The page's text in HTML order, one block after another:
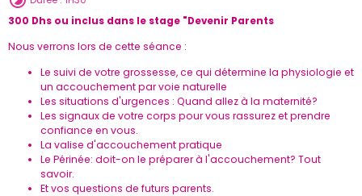
300 Dhs ou inclus dans le stage "Devenir Parents
Nous verrons lors de cette séance :
Le suivi de votre grossesse, ce qui détermine la physiologie et
un accouchement par voie naturelle
Les situations d'urgences : Quand allez à la maternité?
Les signaux de votre corps pour vous rassurez et prendre
confiance en vous.
La valise d'accouchement pratique
Le Périnée: doit-on le préparer à l'accouchement? Tout
savoir.
Et vos questions de futurs parents.